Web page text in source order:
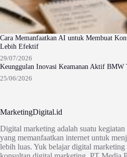
Cara Memanfaatkan AI untuk Membuat
Lebih Efektif
29/07/2026
Keunggulan Inovasi Keamanan Aktif BMW
25/06/2026
MarketingDigital.id
Digital marketing adalah suatu
yang memanfaatkan internet untuk
lebih luas. Yuk belajar digital marketing